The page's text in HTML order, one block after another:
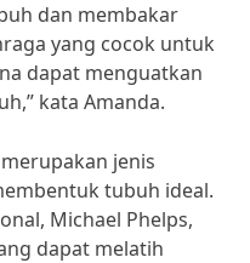
dan membakar
yang cocok untuk
dapat menguatkan
kata Amanda.
jenis
tubuh ideal.
Michael Phelps,
dapat melatih